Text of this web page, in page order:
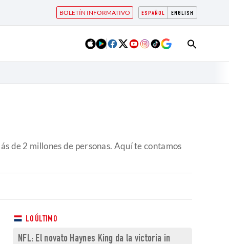
ESPAÑOL ENGLISH
BOLETÍN INFORMATIVO
de 2 millones de personas. Aquí te contamos
LO ÚLTIMO
NFL: El novato Haynes King da la victoria in